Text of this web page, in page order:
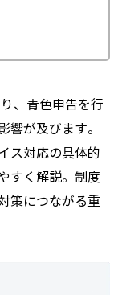
、青色申告を行
響が及びます。
ス対応の具体的
すく解説。制度
策につながる重